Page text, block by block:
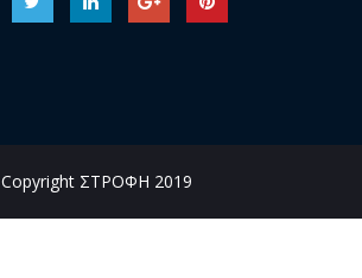
Copyright ΣΤΡΟΦΗ 2019